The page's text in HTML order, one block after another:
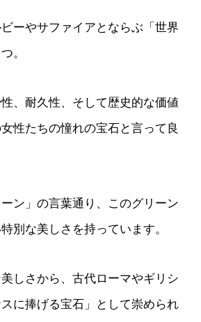
ーやサファイアとならぶ「世界
。
、耐久性、そして歴史的な価値
性たちの憧れの宝石と言って良
ーン」の言葉通り、このグリーン
別な美しさを持っています。
しさから、古代ローマやギリシ
に捧げる宝石」として崇められ